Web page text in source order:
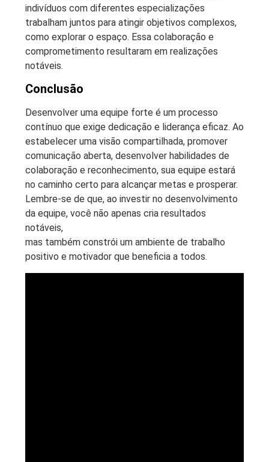
indivíduos com diferentes especializações
trabalham juntos para atingir objetivos complexos,
como explorar o espaço. Essa colaboração e
comprometimento resultaram em realizações
notáveis.
Conclusão
Desenvolver uma equipe forte é um processo
contínuo que exige dedicação e liderança eficaz. Ao
estabelecer uma visão compartilhada, promover
comunicação aberta, desenvolver habilidades de
colaboração e reconhecimento, sua equipe estará
no caminho certo para alcançar metas e prosperar.
Lembre-se de que, ao investir no desenvolvimento
da equipe, você não apenas cria resultados
notáveis,
mas também constrói um ambiente de trabalho
positivo e motivador que beneficia a todos.